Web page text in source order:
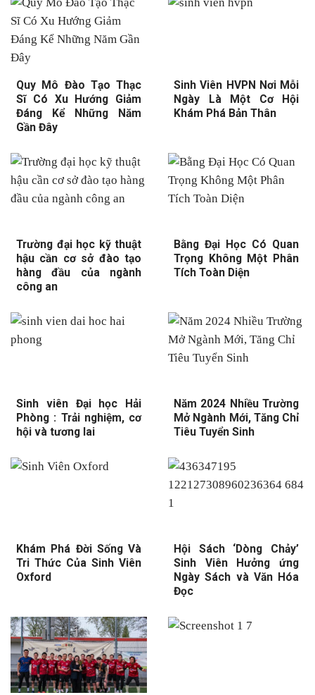
Quy Mô Đào Tạo Thạc
Sĩ Có Xu Hướng Giảm
Đáng Kể Những Năm
Gần Đây
Sinh Viên HVPN Nơi Mỗi
Ngày Là Một Cơ Hội
Khám Phá Bản Thân
Trường đại học kỹ thuật
hậu cần cơ sở đào tạo
hàng đầu của ngành
công an
Bằng Đại Học Có Quan
Trọng Không Một Phân
Tích Toàn Diện
Sinh viên Đại học Hải
Phòng : Trải nghiệm, cơ
hội và tương lai
Năm 2024 Nhiều Trường
Mở Ngành Mới, Tăng Chỉ
Tiêu Tuyển Sinh
Khám Phá Đời Sống Và
Tri Thức Của Sinh Viên
Oxford
Hội Sách ‘Dòng Chảy’
Sinh Viên Hưởng ứng
Ngày Sách và Văn Hóa
Đọc